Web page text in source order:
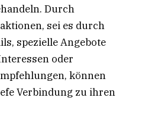
Durch
sei es durch
spezielle Angebote
oder
können
Verbindung zu ihren